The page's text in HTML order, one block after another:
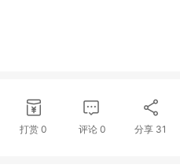
打赏 0 评论 0 分享 31